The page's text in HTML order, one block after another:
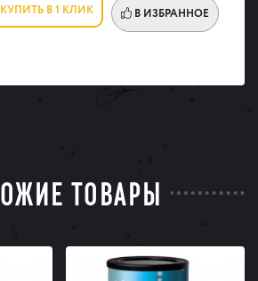
КУПИТЬ В 1 КЛИК В ИЗБРАННОЕ
ТОВАРЫ